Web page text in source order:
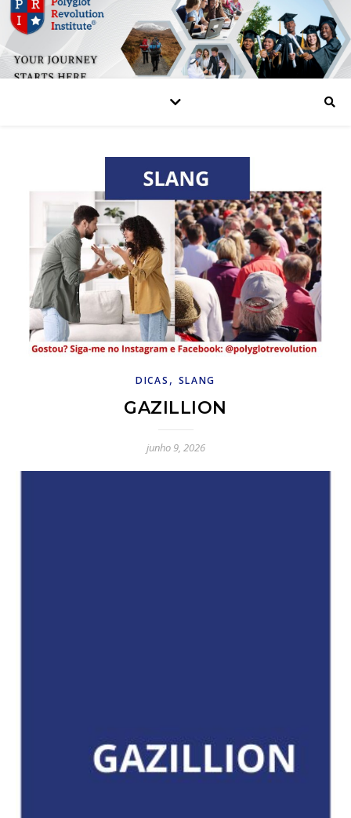
DICAS , SLANG
GAZILLION
junho 9, 2026